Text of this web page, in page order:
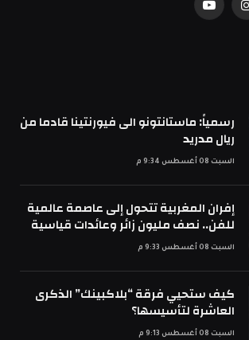
الانستغراميوتيوب
رسمياً: ماستانتونو الى فيورنتينا قادما من
ريال مدريد
السبت 08 أغسطس 9:34 م
إفران المغربية تتحول إلى عاصمة عالمية
للفن.. نصف مليون زائر وعائدات قياسية
السبت 08 أغسطس 9:33 م
كيف ستحيي فرقة “بلاكبينك” الذكرى
العاشرة لتأسيسها؟
السبت 08 أغسطس 9:13 م